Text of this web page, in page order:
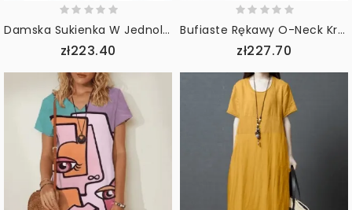
Damska Sukienka W Jednolitym Kolorze Z Regulowanym Rękawem I Rozcięciem Na Dole
zł223.40
Bufiaste Rękawy O-Neck Krótki Rękaw Elastyczne Mankiety Nieformalna Sukienka Maxi
zł227.70